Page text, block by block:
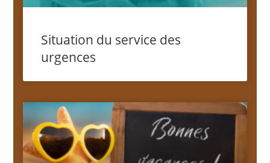
Situation du service des
urgences